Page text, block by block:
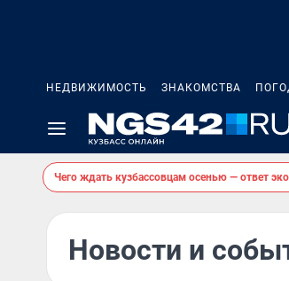
НЕДВИЖИМОСТЬ ЗНАКОМСТВА
Чего ждать кузбассовцам осенью — ответ
Новости и